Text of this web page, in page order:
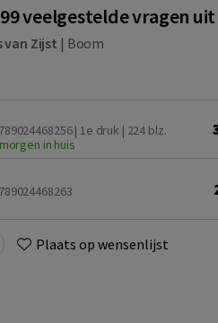
veelgestelde vragen
van Zijst | Boom
| 1e druk | 224 blz.
in huis
Plaats op wensenlijst